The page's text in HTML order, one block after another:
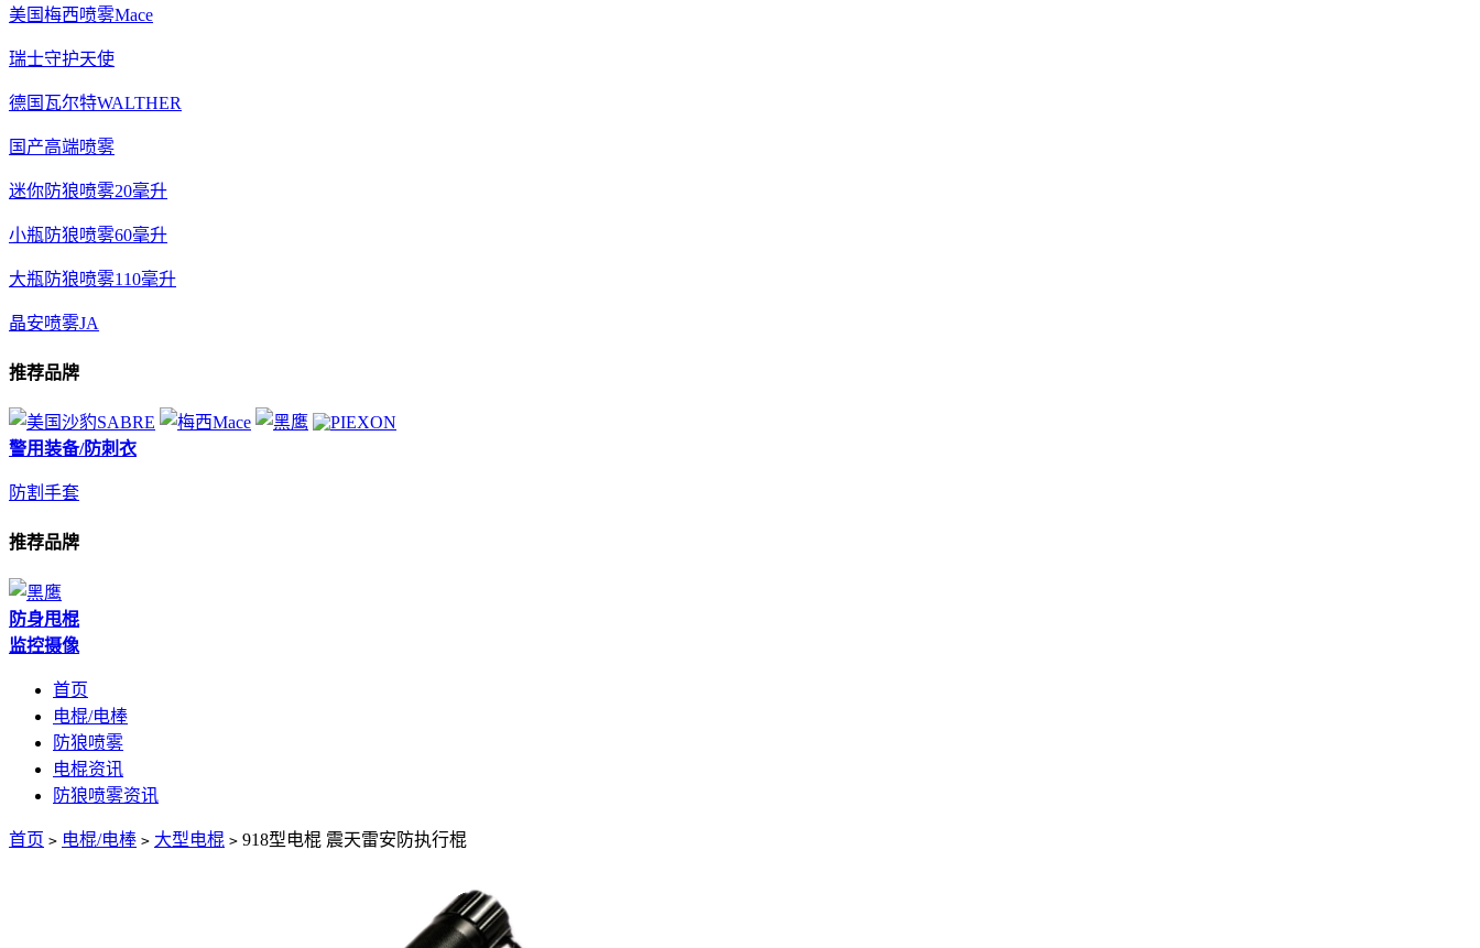
美国梅西喷雾Mace
瑞士守护天使
德国瓦尔特WALTHER
国产高端喷雾
迷你防狼喷雾20毫升
小瓶防狼喷雾60毫升
大瓶防狼喷雾110毫升
晶安喷雾JA
推荐品牌
警用装备/防刺衣
防割手套
推荐品牌
防身甩棍
监控摄像
首页
电棍/电棒
防狼喷雾
电棍资讯
防狼喷雾资讯
首页 > 电棍/电棒 > 大型电棍 > 918型电棍 震天雷安防执行棍